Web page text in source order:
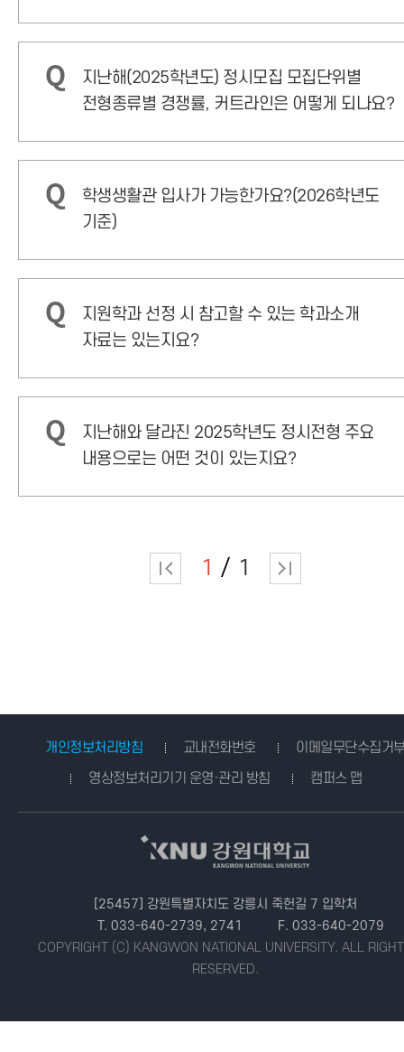
지난해(2025학년도) 정시모집 모집단위별
전형종류별 경쟁률, 커트라인은 어떻게 되나요?
학생생활관 입사가 가능한가요?(2026학년도
기준)
지원학과 선정 시 참고할 수 있는 학과소개
자료는 있는지요?
지난해와 달라진 2025학년도 정시전형 주요
내용으로는 어떤 것이 있는지요?
1 1
개인정보처리방침 교내전화번호
이메일무단수집거
영상정보처리기기 운영·관리 방침
캠퍼스 맵
[25457] 강원특별자치도 강릉시 죽헌길 7 입학처
T. 033-640-2739, 2741
F. 033-640-2079
COPYRIGHT (C) KANGWON NATIONAL UNIVERSITY. ALL
RESERVED.